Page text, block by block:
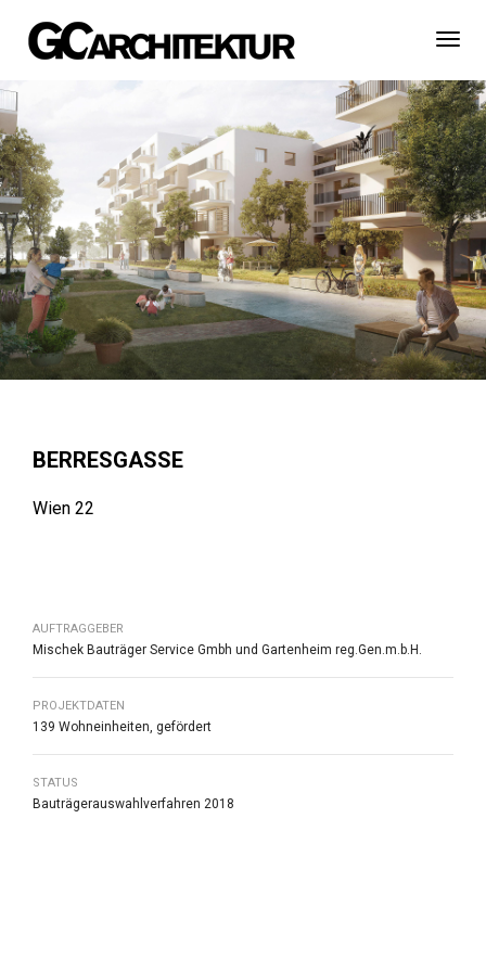
BERRESGASSE
Wien 22
AUFTRAGGEBER
Mischek Bauträger Service Gmbh und Gartenheim reg.Gen.m.b.H.
PROJEKTDATEN
139 Wohneinheiten, gefördert
STATUS
Bauträgerauswahlverfahren 2018